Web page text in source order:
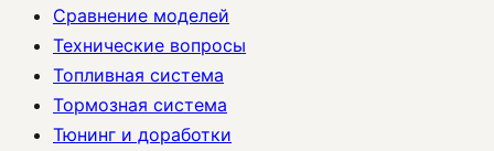
Сравнение моделей
Технические вопросы
Топливная система
Тормозная система
Тюнинг и доработки